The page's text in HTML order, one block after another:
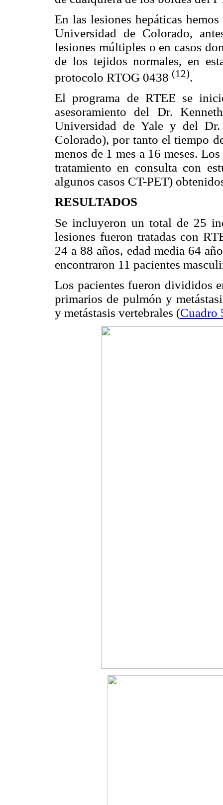
En las lesiones hepáticas
Universidad de Colorado,
lesiones múltiples o en casos
de los tejidos normales, en
protocolo RTOG 0438 (12).
El programa de RTEE se
asesoramiento del Dr.
Universidad de Yale y del
Colorado), por tanto el tiempo
menos de 1 mes a 16 meses.
tratamiento en consulta con
algunos casos CT-PET)
RESULTADOS
Se incluyeron un total de 25
lesiones fueron tratadas con
24 a 88 años, edad media 64
encontraron 11 pacientes
Los pacientes fueron divididos
primarios de pulmón y
y metástasis vertebrales (Cuadro